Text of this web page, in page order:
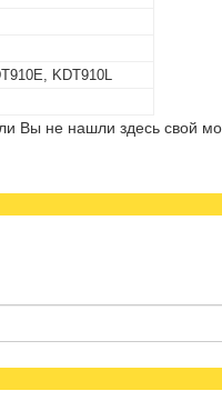
KDT910L
не нашли здесь свой